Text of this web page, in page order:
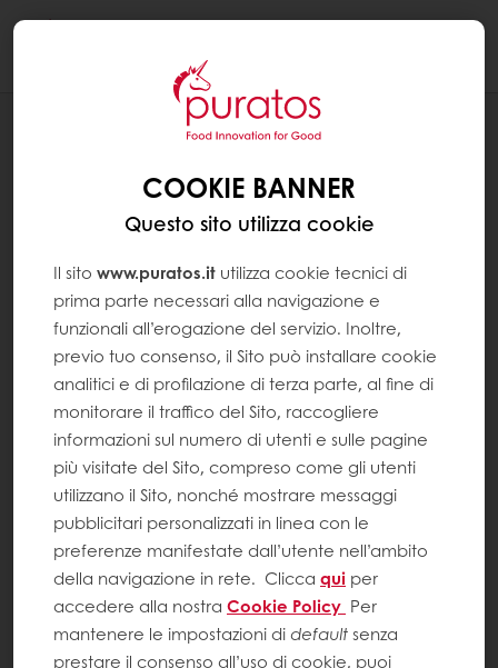
COOKIE BANNER
Questo sito utilizza cookie
Il sito www.puratos.it utilizza cookie tecnici di
prima parte necessari alla navigazione e
funzionali all’erogazione del servizio. Inoltre,
previo tuo consenso, il Sito può installare cookie
analitici e di profilazione di terza parte, al fine di
monitorare il traffico del Sito, raccogliere
informazioni sul numero di utenti e sulle pagine
più visitate del Sito, compreso come gli utenti
utilizzano il Sito, nonché mostrare messaggi
pubblicitari personalizzati in linea con le
preferenze manifestate dall’utente nell’ambito
della navigazione in rete. Clicca qui per
accedere alla nostra Cookie Policy Per
mantenere le impostazioni didefaultsenza
prestare il consenso all’uso di cookie, puoi